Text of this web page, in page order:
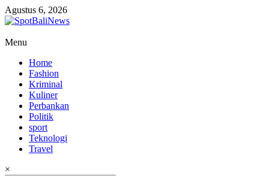
Lompat
ke
Agustus 6, 2026
SpotBaliNews
Menu
Home
Fashion
Kriminal
Kuliner
Perbankan
Politik
sport
Teknologi
Travel
×